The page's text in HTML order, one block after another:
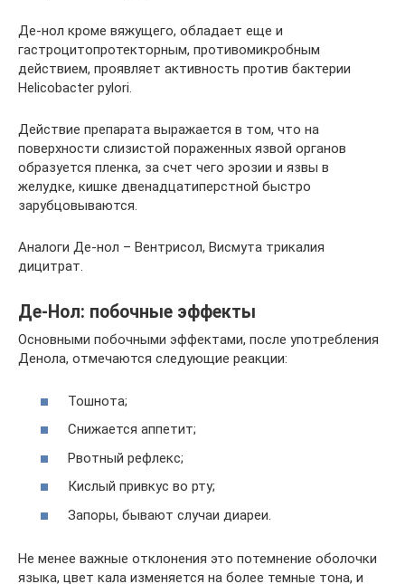
Де-нол кроме вяжущего, обладает еще и
гастроцитопротекторным, противомикробным
действием, проявляет активность против бактерии
Helicobacter pylori.
Действие препарата выражается в том, что на
поверхности слизистой пораженных язвой органов
образуется пленка, за счет чего эрозии и язвы в
желудке, кишке двенадцатиперстной быстро
зарубцовываются.
Аналоги Де-нол – Вентрисол, Висмута трикалия
дицитрат.
Де-Нол: побочные эффекты
Основными побочными эффектами, после употребления
Денола, отмечаются следующие реакции:
Тошнота;
Снижается аппетит;
Рвотный рефлекс;
Кислый привкус во рту;
Запоры, бывают случаи диареи.
Не менее важные отклонения это потемнение оболочки
языка, цвет кала изменяется на более темные тона, и